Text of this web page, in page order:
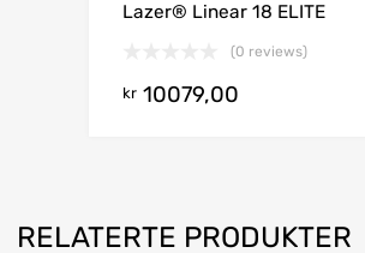
Lazer® Linear 18 ELITE
(0 reviews)
kr 10079,00
RELATERTE PRODUKTER